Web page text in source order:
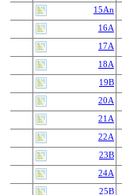
15An
16A
17A
18A
19B
20A
21A
22A
23B
24A
25B